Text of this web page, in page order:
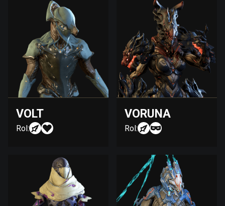
VOLT
Rol:
VORUNA
Rol: